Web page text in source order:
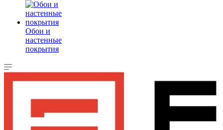
Обои и
настенные
покрытия